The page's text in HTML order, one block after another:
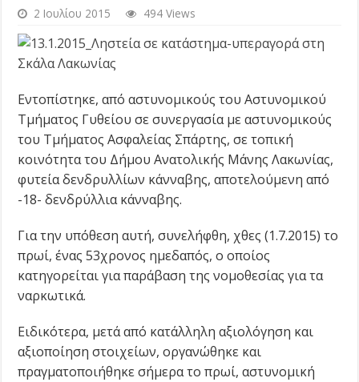
2 Ιουλίου 2015 494 Views
Εντοπίστηκε, από αστυνομικούς του Αστυνομικού
Τμήματος Γυθείου σε συνεργασία με αστυνομικούς
του Τμήματος Ασφαλείας Σπάρτης, σε τοπική
κοινότητα του Δήμου Ανατολικής Μάνης Λακωνίας,
φυτεία δενδρυλλίων κάνναβης, αποτελούμενη από
-18- δενδρύλλια κάνναβης.
Για την υπόθεση αυτή, συνελήφθη, χθες (1.7.2015) το
πρωί, ένας 53χρονος ημεδαπός, ο οποίος
κατηγορείται για παράβαση της νομοθεσίας για τα
ναρκωτικά.
Ειδικότερα, μετά από κατάλληλη αξιολόγηση και
αξιοποίηση στοιχείων, οργανώθηκε και
πραγματοποιήθηκε σήμερα το πρωί, αστυνομική